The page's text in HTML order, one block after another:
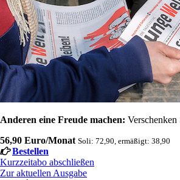
Anderen eine Freude machen:
56,90 Euro/Monat Soli: 72,90, ermäßigt: 38,90
Bestellen
Kurzzeitabo abschließen
Zur aktuellen Ausgabe